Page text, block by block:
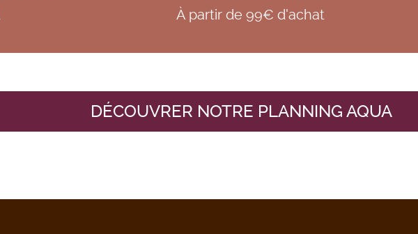
À partir de 99€ d'achat
DÉCOUVRER NOTRE PLANNING AQUA